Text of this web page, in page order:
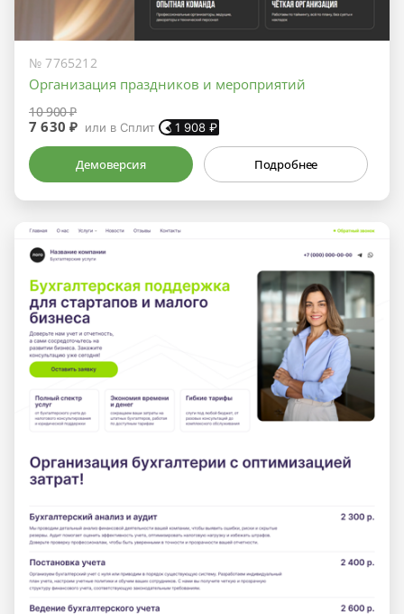
№ 7765212
Организация праздников и мероприятий
10 900 ₽
7 630 ₽ или в Сплит 1 908 ₽
Демоверсия Подробнее